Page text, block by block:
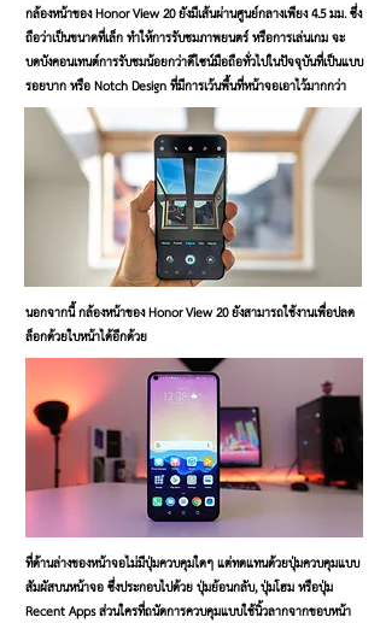
กล้องหน้าของ Honor View 20 ยังมีเส้นผ่านศูนย์กลางเพียง 4.5 มม. ซึ่ง
ถือว่าเป็นขนาดที่เล็ก ทำให้การรับชมภาพยนตร์ หรือการเล่นเกม จะ
บดบังคอนเทนต์การรับชมน้อยกว่าดีไซน์มือถือทั่วไปในปัจจุบันที่เป็นแบบ
รอยบาก หรือ Notch Design ที่มีการเว้นพื้นที่หน้าจอเอาไว้มากกว่า
นอกจากนี้ กล้องหน้าของ Honor View 20 ยังสามารถใช้งานเพื่อปลด
ล็อกด้วยใบหน้าได้อีกด้วย
ที่ด้านล่างของหน้าจอไม่มีปุ่มควบคุมใดๆ แต่ทดแทนด้วยปุ่มควบคุมแบบ
สัมผัสบนหน้าจอ ซึ่งประกอบไปด้วย ปุ่มย้อนกลับ, ปุ่มโฮม หรือปุ่ม
Recent Apps ส่วนใครที่ถนัดการควบคุมแบบใช้นิ้วลากจากขอบหน้า